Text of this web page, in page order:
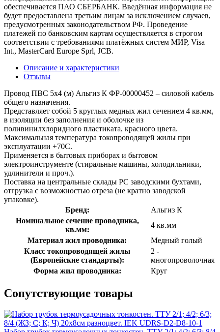
обеспечивается ПАО СБЕРБАНК. Введённая информация не
будет предоставлена третьим лицам за исключением случаев,
предусмотренных законодательством РФ. Проведение
платежей по банковским картам осуществляется в строгом
соответствии с требованиями платёжных систем МИР, Visa
Int., MasterCard Europe Sprl, JCB.
Описание и характеристики
Отзывы
Провод ПВС 5х4 (м) Альгиз К ФР-00000452 – силовой кабель
общего назначения.
Представляет собой 5 круглых медных жил сечением 4 кв.мм,
в изоляции без заполнения и оболочке из
поливинилхлоридного пластиката, красного цвета.
Максимальная температура токопроводящей жилы при
эксплуатации +70С.
Применяется в бытовых приборах и бытовом
электроинструменте (стиральные машины, холодильники,
удлинители и проч.).
Поставка на центральные склады РС заводскими бухтами,
отгрузка с возможностью отреза (не кратно заводской
упаковке).
Бренд:
Альгиз К
Номинальное сечение проводника,
кв.мм:
4 кв.мм
Материал жил проводника:
Медный голый
Класс токопроводящей жилы
(Европейские стандарты):
2 -
многопроволочная
Форма жил проводника:
Круг
Сопутствующие товары